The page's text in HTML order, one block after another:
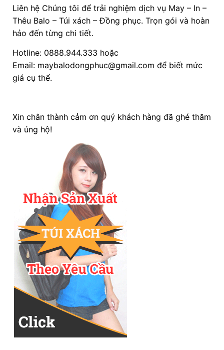
Liên hệ Chúng tôi để trải nghiệm dịch vụ May – In –
Thêu Balo – Túi xách – Đồng phục. Trọn gói và hoàn
hảo đến từng chi tiết.
Hotline: 0888.944.333 hoặc
Email: maybalodongphuc@gmail.com để biết mức
giá cụ thể.
Xin chân thành cảm ơn quý khách hàng đã ghé thăm
và ủng hộ!